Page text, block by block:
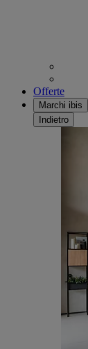
Offerte
Marchi ibis
Indietro